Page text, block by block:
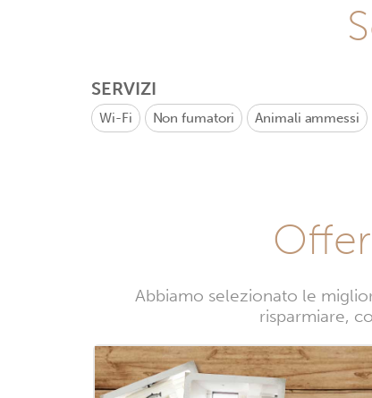
SERVIZI
Wi-Fi Non fumatori Animali ammessi
Abbiamo selezionato le
risparmiare,